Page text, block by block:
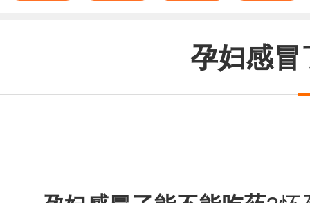
孕妇感冒